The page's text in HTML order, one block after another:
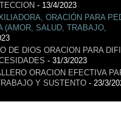
- 13/4/2023
ORACIÓN PARA
(AMOR, SALUD, TRABAJO,
DE DIOS ORACION PARA
- 31/3/2023
ORACION EFECTIVA
Y SUSTENTO- 23/3/